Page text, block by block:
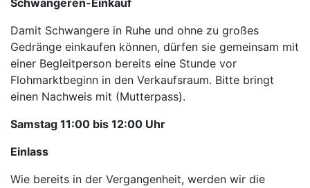
Schwangeren-Einkauf
Damit Schwangere in Ruhe und ohne zu großes
Gedränge einkaufen können, dürfen sie gemeinsam mit
einer Begleitperson bereits eine Stunde vor
Flohmarktbeginn in den Verkaufsraum. Bitte bringt
einen Nachweis mit (Mutterpass).
Samstag 11:00 bis 12:00 Uhr
Einlass
Wie bereits in der Vergangenheit, werden wir die